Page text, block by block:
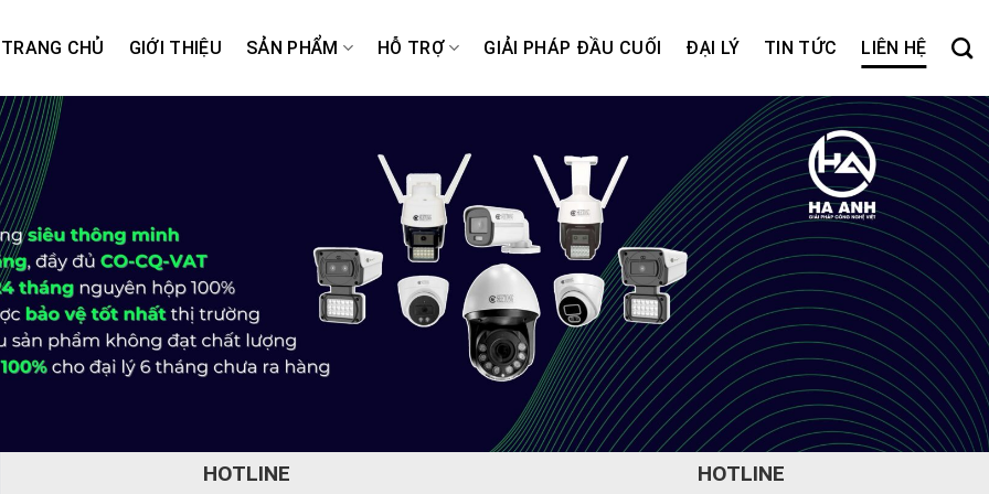
TRANG CHỦ GIỚI THIỆU SẢN PHẨM HỖ TRỢ GIẢI PHÁP ĐẦU CUỐI ĐẠI LÝ TIN TỨC LIÊN HỆ
HOTLINE HOTLINE